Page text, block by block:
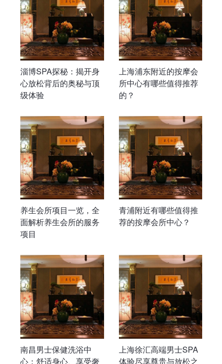
淄博SPA探秘：揭开身
心放松背后的奥秘与顶
级体验
上海浦东附近的按摩会
所中心有哪些值得推荐
的？
养生会所项目一览，全
面解析养生会所的服务
项目
青浦附近有哪些值得推
荐的按摩会所中心？
南昌男士保健洗浴中
心：舒适身心、享受奢
上海徐汇高端男士SPA
体验尽享尊贵与放松之